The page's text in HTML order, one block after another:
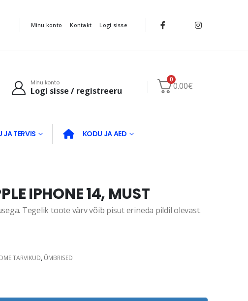
Minu konto Kontakt Logi sisse
Minu konto
Logi sisse / registreeru
0
0.00€
JA TERVIS KODU JA AED
IPHONE 14, MUST
Tegelik toote värv võib pisut erineda pildil olevast.
TARVIKUD, ÜMBRISED